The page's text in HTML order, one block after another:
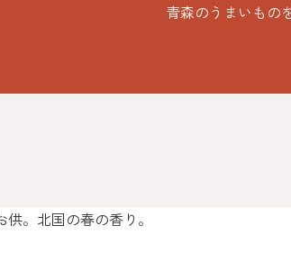
青森のうまいもの
。北国の春の香り。